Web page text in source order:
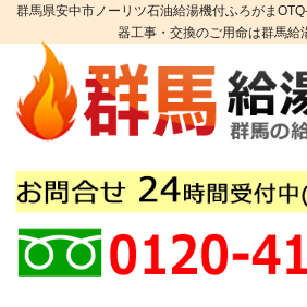
群馬県安中市ノーリツ石油給湯機付ふろがま
器工事・交換のご用命は群馬給